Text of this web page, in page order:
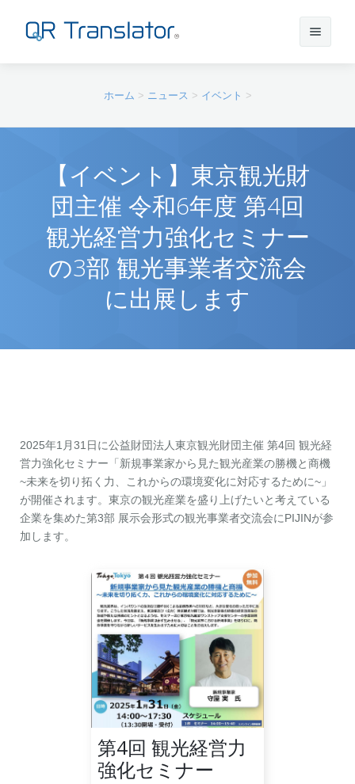
サインイン
QR Translatorについて
機能
ホーム > ニュース > イベント >
【イベント】東京観光財
団主催 令和6年度 第4回
観光経営力強化セミナー
の3部 観光事業者交流会
に出展します
2025年1月31日に公益財団法人東京観光財団主催 第4回 観光経
営力強化セミナー「新規事業家から見た観光産業の勝機と商機
~未来を切り拓く力、これからの環境変化に対応するために~」
が開催されます。東京の観光産業を盛り上げたいと考えている
企業を集めた第3部 展示会形式の観光事業者交流会にPIJINが参
加します。
第4回 観光経営力
強化セミナー